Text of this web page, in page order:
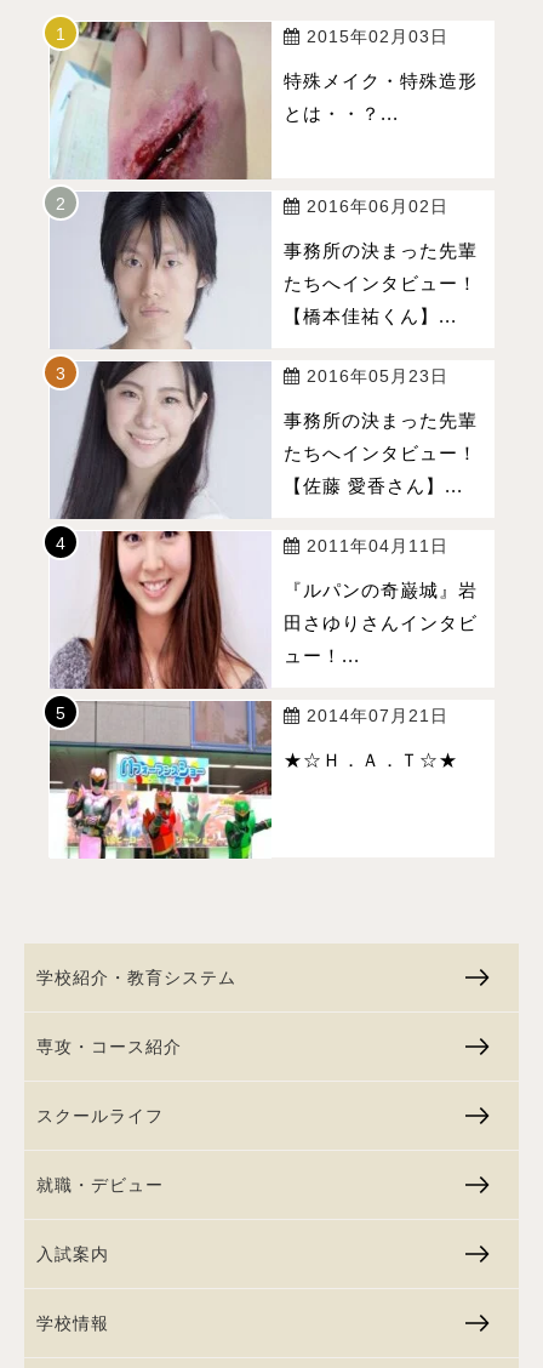
2015年02月03日
特殊メイク・特殊造形
とは・・？...
2016年06月02日
事務所の決まった先輩
たちへインタビュー！
【橋本佳祐くん】...
2016年05月23日
事務所の決まった先輩
たちへインタビュー！
【佐藤 愛香さん】...
2011年04月11日
『ルパンの奇巌城』岩
田さゆりさんインタビ
ュー！...
2014年07月21日
★☆Ｈ．Ａ．Ｔ☆★
学校紹介・教育システム
専攻・コース紹介
スクールライフ
就職・デビュー
入試案内
学校情報